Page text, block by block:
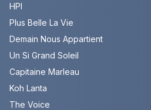
HPI
Plus Belle La Vie
Demain Nous Appartient
Un Si Grand Soleil
Capitaine Marleau
Koh Lanta
The Voice